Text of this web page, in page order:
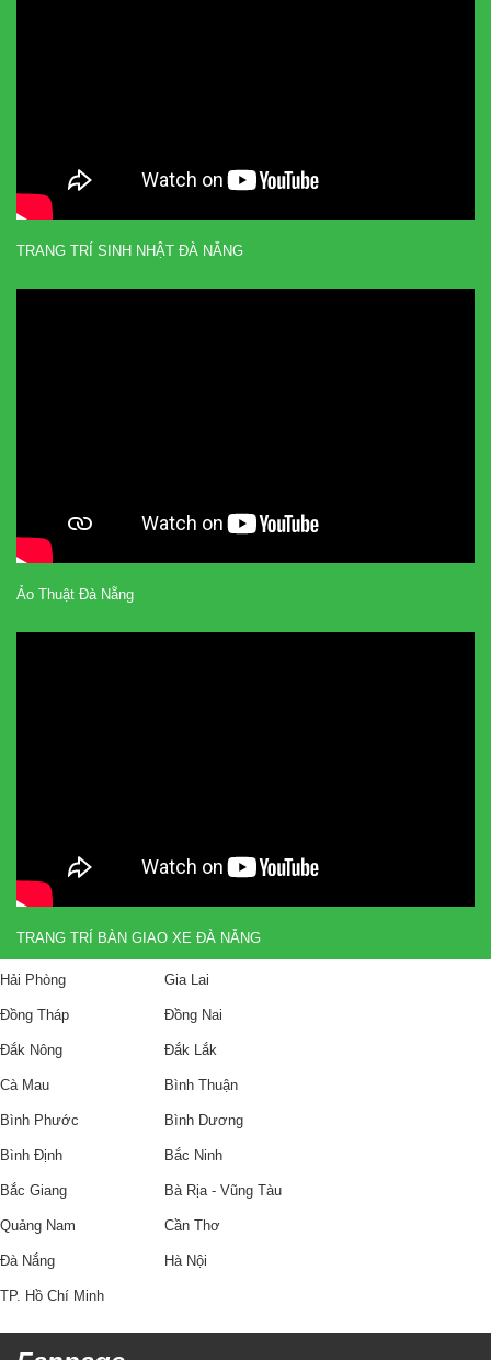
TRANG TRÍ SINH NHẬT ĐÀ NẴNG
Ảo Thuật Đà Nẵng
TRANG TRÍ BÀN GIAO XE ĐÀ NẴNG
Hải Phòng Gia Lai
Đồng Tháp Đồng Nai
Đắk Nông Đắk Lắk
Cà Mau Bình Thuận
Bình Phước Bình Dương
Bình Định Bắc Ninh
Bắc Giang Bà Rịa - Vũng Tàu
Quảng Nam Cần Thơ
Đà Nắng Hà Nội
TP. Hồ Chí Minh